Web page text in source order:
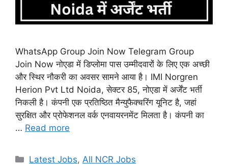
WhatsApp Group Join Now Telegram Group
Join Now नोएडा में डिप्लोमा पास उम्मीदवारों के लिए एक अच्छी
और स्थिर नौकरी का अवसर सामने आया है। IMI Norgren
Herion Pvt Ltd Noida, सेक्टर 85, नोएडा में अर्जेंट भर्ती
निकली है। कंपनी एक प्रतिष्ठित मैन्युफैक्चरिंग यूनिट है, जहां
सुरक्षित और प्रोफेशनल वर्क एनवायरनमेंट मिलता है। कंपनी का
… Read more
Categories
Latest Jobs, All NCR Jobs